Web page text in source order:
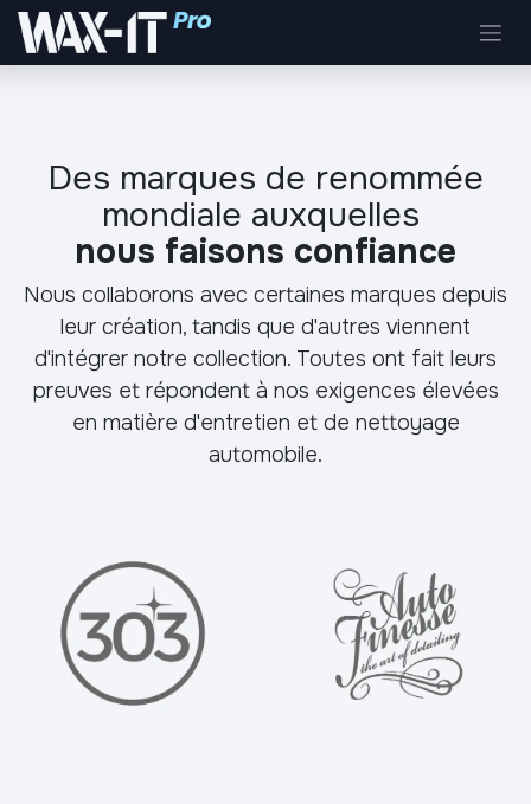
Se rendre au contenu
Des marques de renommée
mondiale auxquelles
nous faisons confiance
Nous collaborons avec certaines marques depuis
leur création, tandis que d'autres viennent
d'intégrer notre collection. Toutes ont fait leurs
preuves et répondent à nos exigences élevées
en matière d'entretien et de nettoyage
automobile.